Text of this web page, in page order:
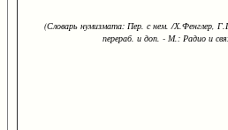
(Словарь нумизмата: Пер. с нем. /Х.Фенглер,
перераб. и доп. - М.: Радио и